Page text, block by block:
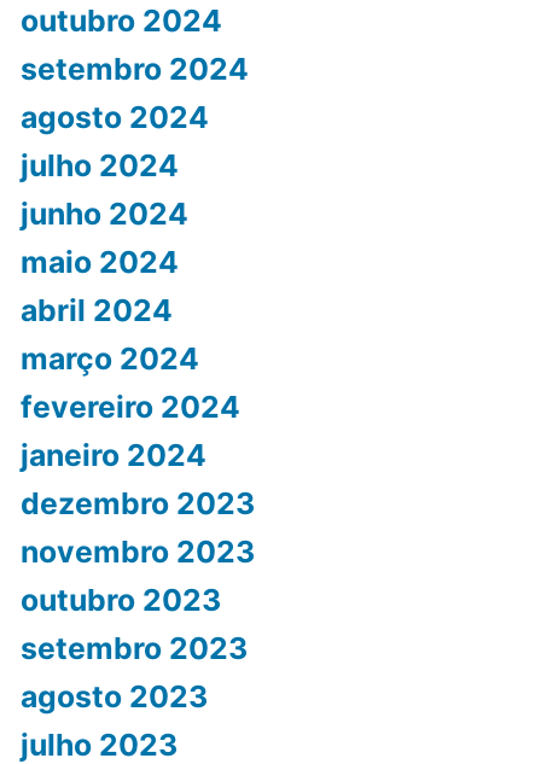
outubro 2024
setembro 2024
agosto 2024
julho 2024
junho 2024
maio 2024
abril 2024
março 2024
fevereiro 2024
janeiro 2024
dezembro 2023
novembro 2023
outubro 2023
setembro 2023
agosto 2023
julho 2023